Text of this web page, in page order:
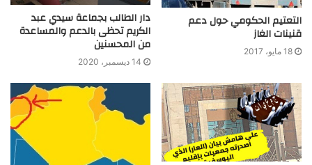
التعتيم الحكومي حول دعم
قنينات الغاز
18 مايو، 2017
دار الطالب بجماعة سيدي عبد
الكريم تحظى بالدعم والمساعدة
من المحسنين
14 ديسمبر، 2020